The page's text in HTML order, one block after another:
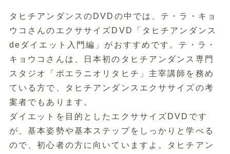
タヒチアンダンスのDVDの中では、テ・ラ・キョ
ウコさんのエクササイズDVD「タヒチアンダンス
deダイエット入門編」がおすすめです。テ・ラ・
キョウコさんは、日本初のタヒチアンダンス専門
スタジオ「ポエラニオリタヒチ」主宰講師を務め
ている方で、タヒチアンダンスエクササイズの考
案者でもあります。
ダイエットを目的としたエクササイズDVDです
が、基本姿勢や基本ステップをしっかりと学べる
ので、初心者の方に向いていますよ。タヒチアン